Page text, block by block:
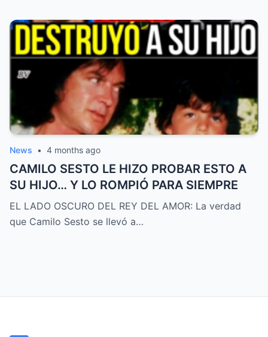
News • 4 months ago
CAMILO SESTO LE HIZO PROBAR ESTO A
SU HIJO… Y LO ROMPIÓ PARA SIEMPRE
EL LADO OSCURO DEL REY DEL AMOR: La verdad
que Camilo Sesto se llevó a…